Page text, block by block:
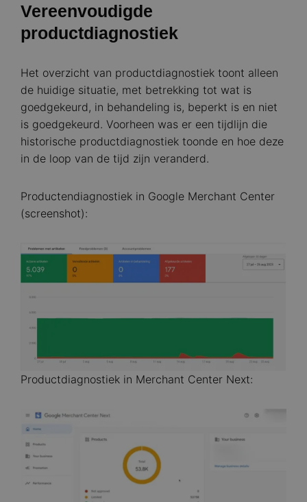
Vereenvoudigde
productdiagnostiek
Het overzicht van productdiagnostiek toont alleen
de huidige situatie, met betrekking tot wat is
goedgekeurd, in behandeling is, beperkt is en niet
is goedgekeurd. Voorheen was er een tijdlijn die
historische productdiagnostiek toonde en hoe deze
in de loop van de tijd zijn veranderd.
Productendiagnostiek in Google Merchant Center
(screenshot):
Image
Productdiagnostiek in Merchant Center Next:
Image